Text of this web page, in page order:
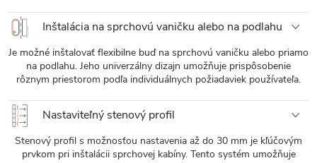
Inštalácia na sprchovú vaničku alebo na podlahu
Je možné inštalovať flexibilne buď na sprchovú vaničku alebo priamo
na podlahu. Jeho univerzálny dizajn umožňuje prispôsobenie
rôznym priestorom podľa individuálnych požiadaviek používateľa.
Nastaviteľný stenový profil
Stenový profil s možnosťou nastavenia až do 30 mm je kľúčovým
prvkom pri inštalácii sprchovej kabíny. Tento systém umožňuje